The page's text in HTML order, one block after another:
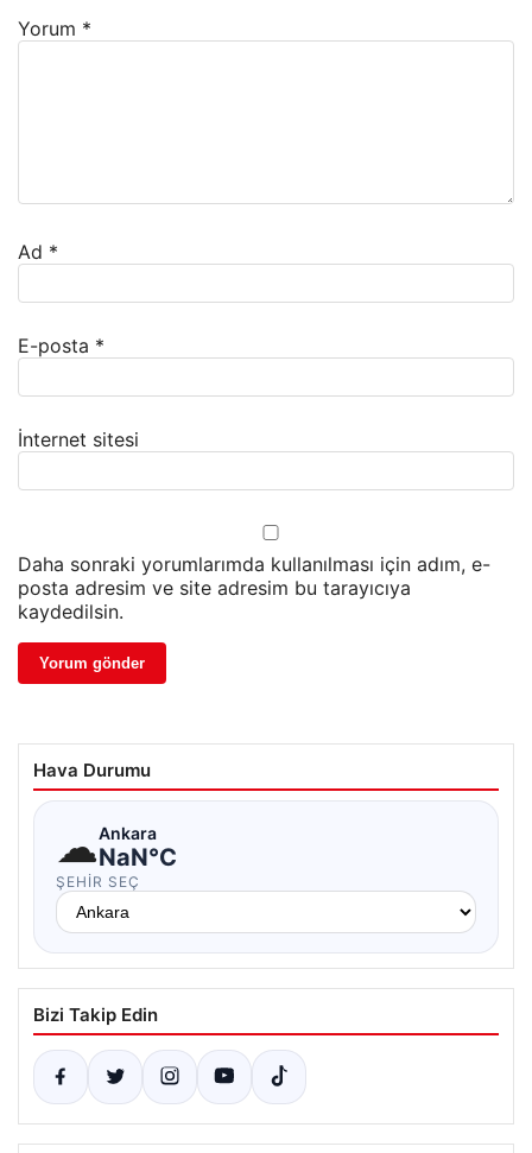
Yorum *
Ad *
E-posta *
İnternet sitesi
Daha sonraki yorumlarımda kullanılması için adım, e-
posta adresim ve site adresim bu tarayıcıya
kaydedilsin.
Hava Durumu
☁Ankara
NaN°C
ŞEHIR SEÇ
Bizi Takip Edin